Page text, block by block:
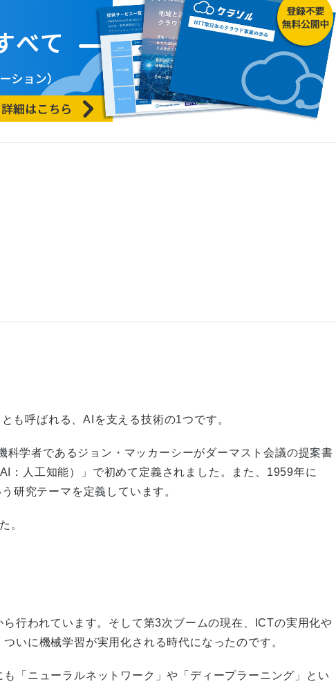
も呼ばれる、AIを支える技術の1つです。
学者であるジョン・マッカーシーがダーマスト会議の提案書
人工知能）」で初めて定義されました。また、1959年に
研究テーマを定義しています。
。
行われています。そして第3次ブームの現在、ICTの実用化や
いに機械学習が実用化される時代になったのです。
「ニューラルネットワーク」や「ディープラーニング」とい